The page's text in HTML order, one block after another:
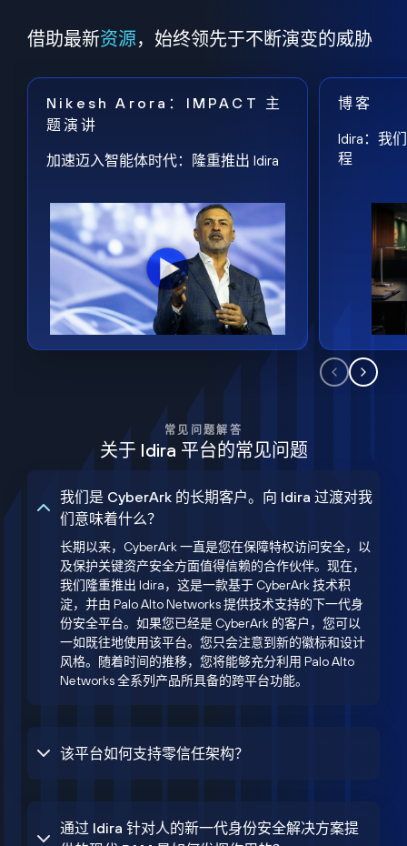
借助最新资源，始终领先于不断演变的威胁
Nikesh Arora：IMPACT 主
题演讲
加速迈入智能体时代：隆重推出 Idira
博客
Idira：我
程
常见问题解答
关于 Idira 平台的常见问题
我们是 CyberArk 的长期客户。向 Idira 过渡对我
们意味着什么？
长期以来，CyberArk 一直是您在保障特权访问安全，以
及保护关键资产安全方面值得信赖的合作伙伴。现在，
我们隆重推出 Idira，这是一款基于 CyberArk 技术积
淀，并由 Palo Alto Networks 提供技术支持的下一代身
份安全平台。如果您已经是 CyberArk 的客户，您可以
一如既往地使用该平台。您只会注意到新的徽标和设计
风格。随着时间的推移，您将能够充分利用 Palo Alto
Networks 全系列产品所具备的跨平台功能。
该平台如何支持零信任架构？
通过 Idira 针对人的新一代身份安全解决方案提